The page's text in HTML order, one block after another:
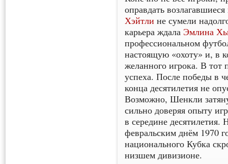
оправдать
Хэйтли не сумели
карьера ждала Эмлина
профессиональном
настоящую «охоту» и, в
желанного игрока. В тот
успеха. После победы в
конца десятилетия не
Возможно, Шенкли
сильно доверяя опыту
в середине десятилетия.
февральским днём 1970
национального Кубка
низшем дивизионе.